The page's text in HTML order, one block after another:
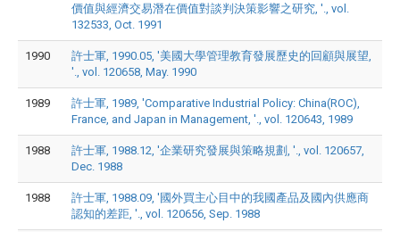
價值與經濟交易潛在價值對談判決策影響之研究, '., vol.
132533, Oct. 1991
1990
許士軍, 1990.05, '美國大學管理教育發展歷史的回顧與展望,
'., vol. 120658, May. 1990
1989
許士軍, 1989, 'Comparative Industrial Policy: China(ROC),
France, and Japan in Management, '., vol. 120643, 1989
1988
許士軍, 1988.12, '企業研究發展與策略規劃, '., vol. 120657,
Dec. 1988
1988
許士軍, 1988.09, '國外買主心目中的我國產品及國內供應商
認知的差距, '., vol. 120656, Sep. 1988